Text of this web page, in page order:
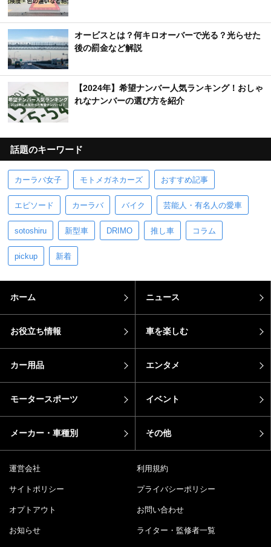
オービスとは？何キロオーバーで光る？光らせた
後の罰金など解説
【2024年】希望ナンバー人気ランキング！おしゃ
れなナンバーの選び方を紹介
話題のキーワード
カーラバ女子 モトメガネカーズ おすすめ記事
エピソード カーラバ バイク 芸能人・有名人の愛車
sotoshiru 新型車 DRIMO 推し車 コラム
pickup 新着
ホーム ニュース
お役立ち情報 車を楽しむ
カー用品 エンタメ
モータースポーツ イベント
メーカー・車種別 その他
運営会社 利用規約
サイトポリシー プライバシーポリシー
オプトアウト お問い合わせ
お知らせ ライター・監修者一覧